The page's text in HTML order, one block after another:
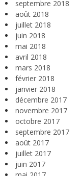
septembre 2018
août 2018
juillet 2018
juin 2018
mai 2018
avril 2018
mars 2018
février 2018
janvier 2018
décembre 2017
novembre 2017
octobre 2017
septembre 2017
août 2017
juillet 2017
juin 2017